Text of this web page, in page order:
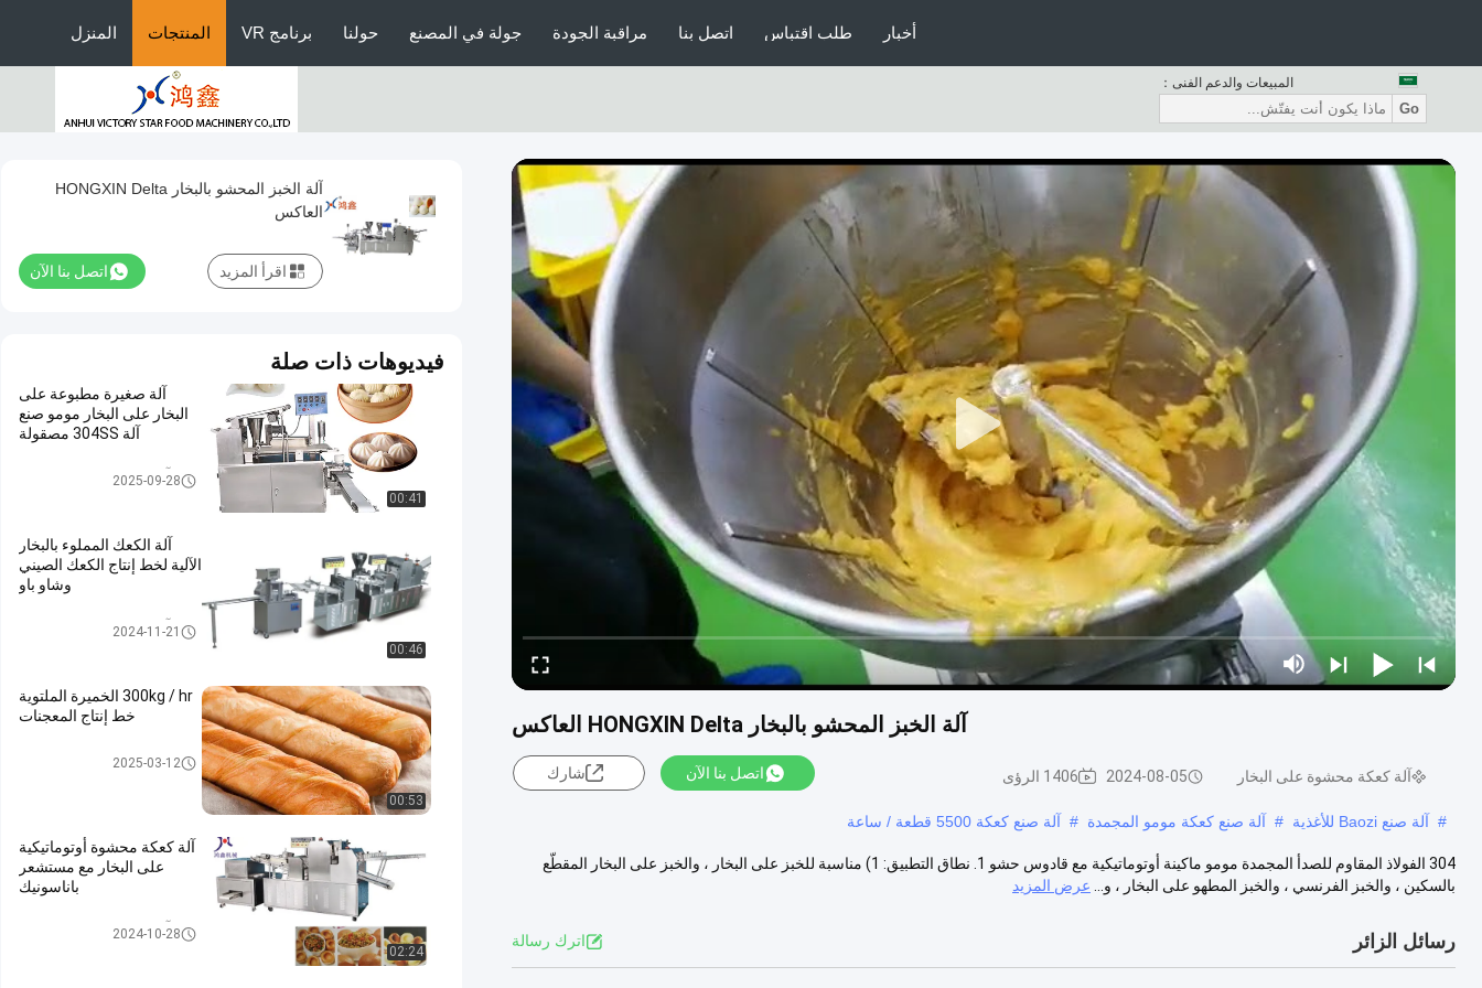
المنزل المنتجات برنامج VR حولنا جولة في المصنع مراقبة الجودة اتصل بنا طلب اقتباس أخبار
المبيعات والدعم الفنى：
Go
آلة الخبز المحشو بالبخار HONGXIN Delta العاكس
آلة كعكة محشوة على البخار 2024-08-05 1406 الرؤى اتصل بنا الآن شارك
# آلة صنع Baozi للأغذية # آلة صنع كعكة مومو المجمدة # آلة صنع كعكة 5500 قطعة / ساعة
304 الفولاذ المقاوم للصدأ المجمدة مومو ماكينة أوتوماتيكية مع قادوس حشو 1. نطاق التطبيق: 1) مناسبة للخبز على البخار ، والخبز على البخار المقطّع
بالسكين ، والخبز الفرنسي ، والخبز المطهو ​​على البخار ، و...
عرض المزيد
رسائل الزائر اترك رسالة
آلة الخبز المحشو بالبخار HONGXIN Delta
العاكس
اتصل بنا الآن اقرأ المزيد
فيديوهات ذات صلة
00:41
آلة صغيرة مطبوعة على
البخار على البخار مومو صنع
آلة 304SS مصقولة
آلة كعكة محشوة على البخار
2025-09-28
00:46
آلة الكعك المملوء بالبخار
الآلية لخط إنتاج الكعك الصيني
وشاو باو
آلة كعكة محشوة على البخار
2024-11-21
00:53
300kg / hr الخميرة الملتوية
خط إنتاج المعجنات
خط إنتاج المعجنات2025-03-12
02:24
آلة كعكة محشوة أوتوماتيكية
على البخار مع مستشعر
باناسونيك
آلة كعكة محشوة على البخار
2024-10-28